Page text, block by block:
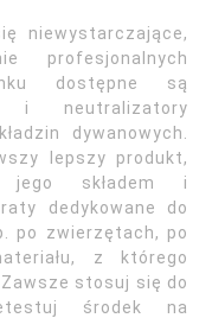
niewystarczające,
profesjonalnych
dostępne są
i neutralizatory
dywanowych.
lepszy produkt,
jego składem i
dedykowane do
po zwierzętach, po
z którego
stosuj się do
środek na